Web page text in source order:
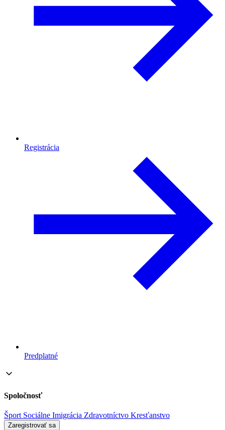
Registrácia
Predplatné
Spoločnosť
Šport Sociálne Imigrácia Zdravotníctvo Kresťanstvo
Zaregistrovať sa